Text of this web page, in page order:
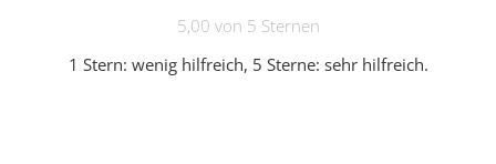
5,00 von 5 Sternen
1 Stern: wenig hilfreich, 5 Sterne: sehr hilfreich.